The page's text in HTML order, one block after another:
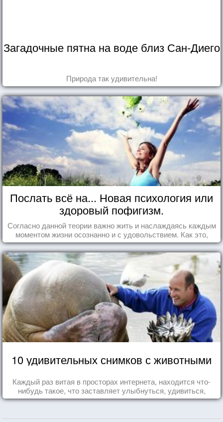
Загадочные пятна на воде близ Сан-Диего
Природа так удивительна!
Послать всё на... Новая психология или
здоровый пофигизм.
Согласно данной теории важно жить и наслаждаясь каждым
моментом жизни осознанно и с удовольствием. Как это,
попробуем разобраться на реальных примерах.
10 удивительных снимков с животными
Каждый раз витая в просторах интернета, находится что-
нибудь такое, что заставляет улыбнуться, удивиться,
восхититься...